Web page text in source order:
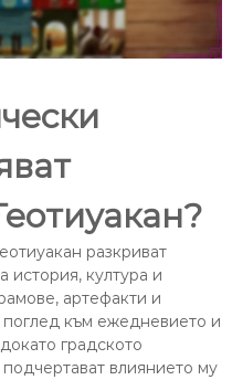
разкриват
история, култура и
артефакти и
към ежедневието и
градското
влиянието му